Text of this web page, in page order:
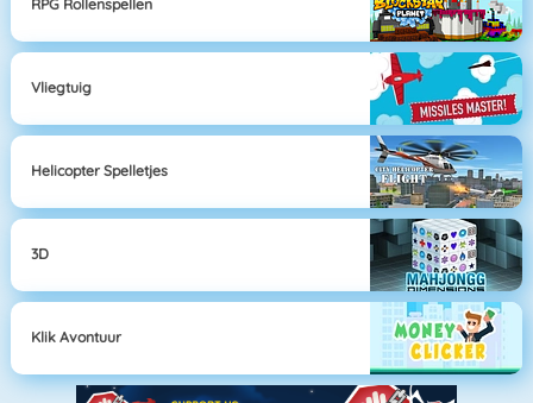
RPG Rollenspellen
Vliegtuig
Helicopter Spelletjes
3D
Klik Avontuur